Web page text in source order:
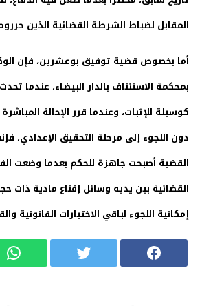
المقابل لضباط الشرطة القضائية الذين
أما بخصوص قضية توفيق بوعشرين، فإن
كوسيلة للإثبات، وعندما قرر الإحالة
دون اللجوء إلى مرحلة التحقيق الإعدادي،
القضية أصبحت جاهزة للحكم بعدما وضعت
القضائية بين يديه وسائل إقناع مادية ذات
إمكانية اللجوء لباقي الاختيارات القانونية